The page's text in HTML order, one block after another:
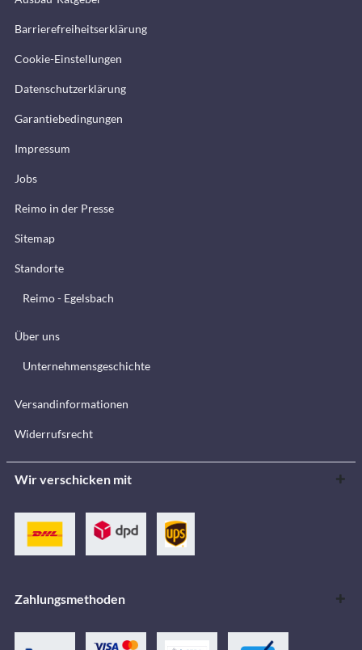
Barrierefreiheitserklärung
Cookie-Einstellungen
Datenschutzerklärung
Garantiebedingungen
Impressum
Jobs
Reimo in der Presse
Sitemap
Standorte
Reimo - Egelsbach
Über uns
Unternehmensgeschichte
Versandinformationen
Widerrufsrecht
Wir verschicken mit
Zahlungsmethoden